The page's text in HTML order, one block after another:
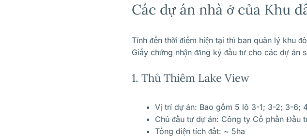
Các dự án nhà ở của Khu
Tính đến thời điểm hiện tại thì ban quản lý khu
Giấy chứng nhận đăng ký đầu tư cho các dự án
1. Thủ Thiêm Lake View
Vị trí dự án: Bao gồm 5 lô 3-1; 3-2; 3-6;
Chủ đầu tư dự án: Công ty Cổ phần Đầu
Tổng diện tích đất: ~ 5ha